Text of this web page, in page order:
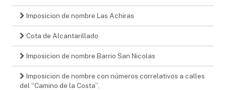
Imposicion de nombre Las Achiras
Cota de Alcantarillado
Imposicion de nombre Barrio San Nicolas
Imposicion de nombre con números correlativos a calles
del “Camino de la Costa”,